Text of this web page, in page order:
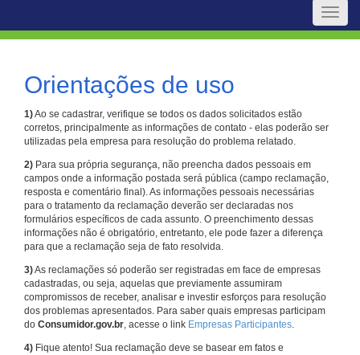
Toggle
Orientações de uso
1)Ao se cadastrar, verifique se todos os dados solicitados estão
corretos, principalmente as informações de contato - elas poderão ser
utilizadas pela empresa para resolução do problema relatado.
2) Para sua própria segurança, não preencha dados pessoais em
campos onde a informação postada será pública (campo reclamação,
resposta e comentário final). As informações pessoais necessárias
para o tratamento da reclamação deverão ser declaradas nos
formulários específicos de cada assunto. O preenchimento dessas
informações não é obrigatório, entretanto, ele pode fazer a diferença
para que a reclamação seja de fato resolvida.
3)As reclamações só poderão ser registradas em face de empresas
cadastradas, ou seja, aquelas que previamente assumiram
compromissos de receber, analisar e investir esforços para resolução
dos problemas apresentados. Para saber quais empresas participam
do Consumidor.gov.br, acesse o link Empresas Participantes.
4) Fique atento! Sua reclamação deve se basear em fatos e